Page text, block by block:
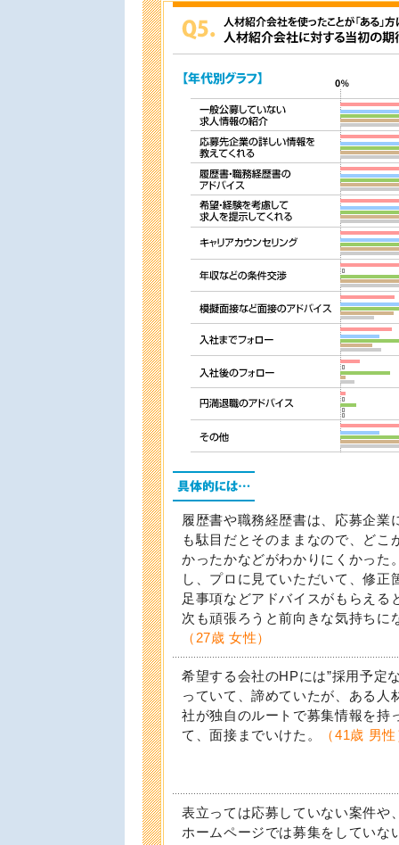
履歴書や職務経歴書は、応募企業
も駄目だとそのままなので、どこ
かったかなどがわかりにくかった
し、プロに見ていただいて、修正
足事項などアドバイスがもらえる
次も頑張ろうと前向きな気持ちに
（27歳 女性）
希望する会社のHPには”採用予定
っていて、諦めていたが、ある人
社が独自のルートで募集情報を持
て、面接までいけた。
（41歳 男
表立っては応募していない案件や
ホームページでは募集をしていな